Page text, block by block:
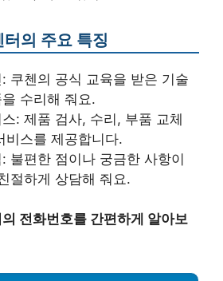
의 주요 특징
쿠첸의 공식 교육을 받은 기술
수리해 줘요.
: 제품 검사, 수리, 부품 교체
비스를 제공합니다.
불편한 점이나 궁금한 사항이
절하게 상담해 줘요.
전화번호를 간편하게 알아보